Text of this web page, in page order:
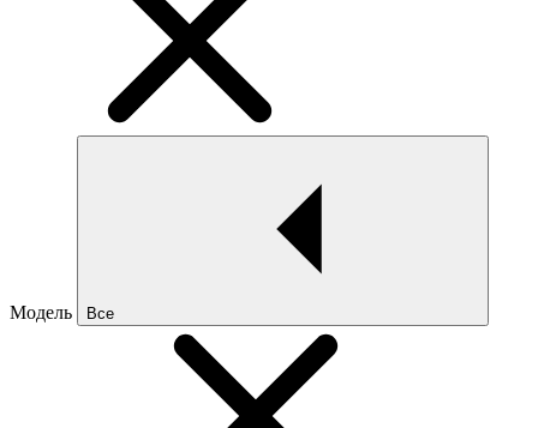
Модель Все